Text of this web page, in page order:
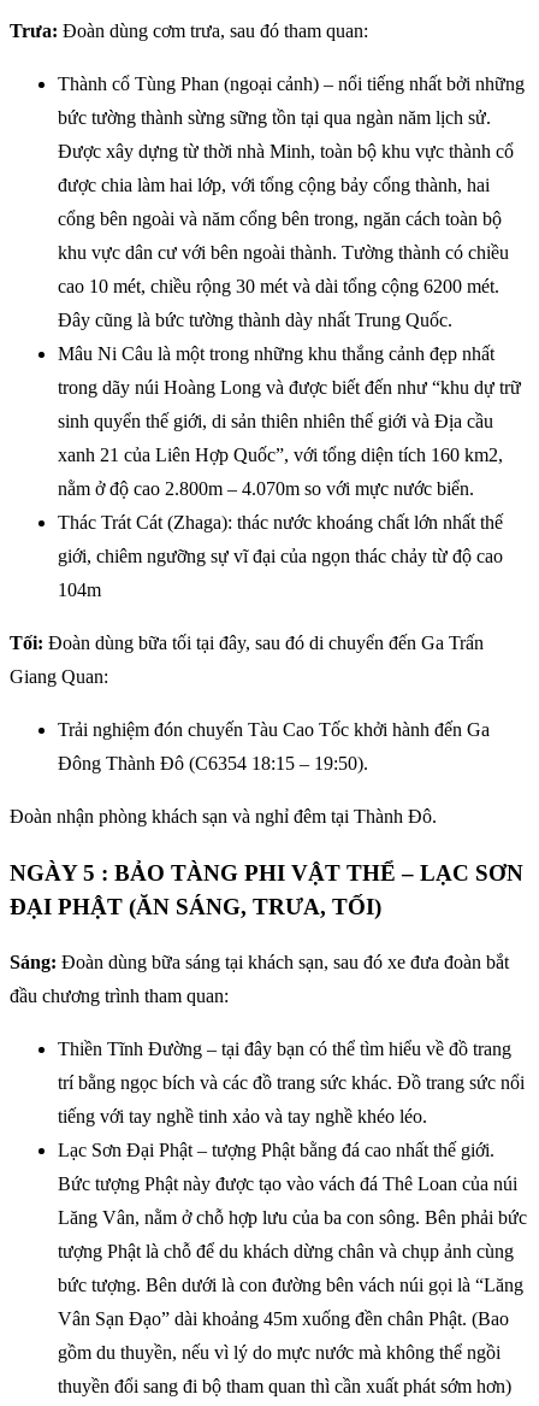
Trưa: Đoàn dùng cơm trưa, sau đó tham quan:
Thành cổ Tùng Phan (ngoại cảnh) – nổi tiếng nhất bởi những
bức tường thành sừng sững tồn tại qua ngàn năm lịch sử.
Được xây dựng từ thời nhà Minh, toàn bộ khu vực thành cổ
được chia làm hai lớp, với tổng cộng bảy cổng thành, hai
cổng bên ngoài và năm cổng bên trong, ngăn cách toàn bộ
khu vực dân cư với bên ngoài thành. Tường thành có chiều
cao 10 mét, chiều rộng 30 mét và dài tổng cộng 6200 mét.
Đây cũng là bức tường thành dày nhất Trung Quốc.
Mâu Ni Câu là một trong những khu thắng cảnh đẹp nhất
trong dãy núi Hoàng Long và được biết đến như “khu dự trữ
sinh quyển thế giới, di sản thiên nhiên thế giới và Địa cầu
xanh 21 của Liên Hợp Quốc”, với tổng diện tích 160 km2,
nằm ở độ cao 2.800m – 4.070m so với mực nước biển.
Thác Trát Cát (Zhaga): thác nước khoáng chất lớn nhất thế
giới, chiêm ngưỡng sự vĩ đại của ngọn thác chảy từ độ cao
104m
Tối: Đoàn dùng bữa tối tại đây, sau đó di chuyển đến Ga Trấn
Giang Quan:
Trải nghiệm đón chuyến Tàu Cao Tốc khởi hành đến Ga
Đông Thành Đô (C6354 18:15 – 19:50).
Đoàn nhận phòng khách sạn và nghỉ đêm tại Thành Đô.
NGÀY 5 : BẢO TÀNG PHI VẬT THỂ – LẠC SƠN
ĐẠI PHẬT (ĂN SÁNG, TRƯA, TỐI)
Sáng: Đoàn dùng bữa sáng tại khách sạn, sau đó xe đưa đoàn bắt
đầu chương trình tham quan:
Thiền Tĩnh Đường – tại đây bạn có thể tìm hiểu về đồ trang
trí bằng ngọc bích và các đồ trang sức khác. Đồ trang sức nổi
tiếng với tay nghề tinh xảo và tay nghề khéo léo.
Lạc Sơn Đại Phật – tượng Phật bằng đá cao nhất thế giới.
Bức tượng Phật này được tạo vào vách đá Thê Loan của núi
Lăng Vân, nằm ở chỗ hợp lưu của ba con sông. Bên phải bức
tượng Phật là chỗ để du khách dừng chân và chụp ảnh cùng
bức tượng. Bên dưới là con đường bên vách núi gọi là “Lăng
Vân Sạn Đạo” dài khoảng 45m xuống đền chân Phật. (Bao
gồm du thuyền, nếu vì lý do mực nước mà không thể ngồi
thuyền đổi sang đi bộ tham quan thì cần xuất phát sớm hơn)